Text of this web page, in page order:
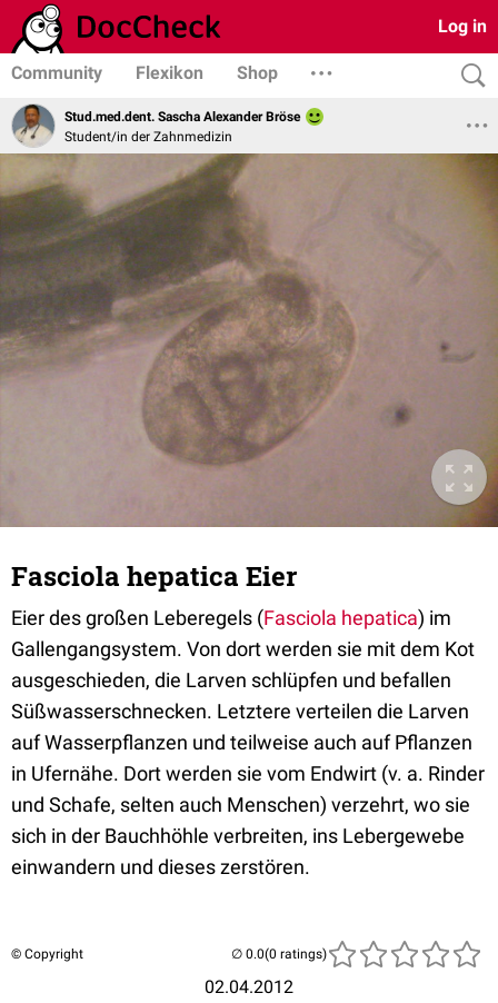
Log in
Community Flexikon Shop
Stud.med.dent. Sascha Alexander Bröse
Student/in der Zahnmedizin
Fasciola hepatica Eier
Eier des großen Leberegels (Fasciola hepatica) im
Gallengangsystem. Von dort werden sie mit dem Kot
ausgeschieden, die Larven schlüpfen und befallen
Süßwasserschnecken. Letztere verteilen die Larven
auf Wasserpflanzen und teilweise auch auf Pflanzen
in Ufernähe. Dort werden sie vom Endwirt (v. a. Rinder
und Schafe, selten auch Menschen) verzehrt, wo sie
sich in der Bauchhöhle verbreiten, ins Lebergewebe
einwandern und dieses zerstören.
© Copyright
02.04.2012
(0 ratings)